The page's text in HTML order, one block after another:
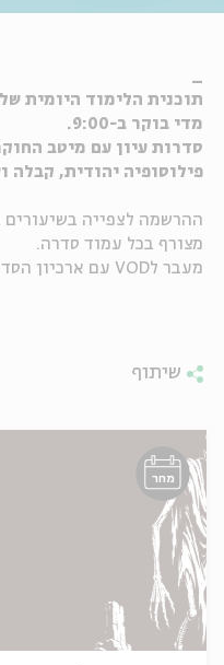
תוכנית הלימוד היומית
מדי בוקר ב-9:00.
סדרות עיון עם מיטב
פילוסופיה יהודית, קבלה
מצורף בכל עמוד סדרה.
מעבר לVOD עם ארכיון הסדרות שהתקיימו >>
שיתוף
מחר